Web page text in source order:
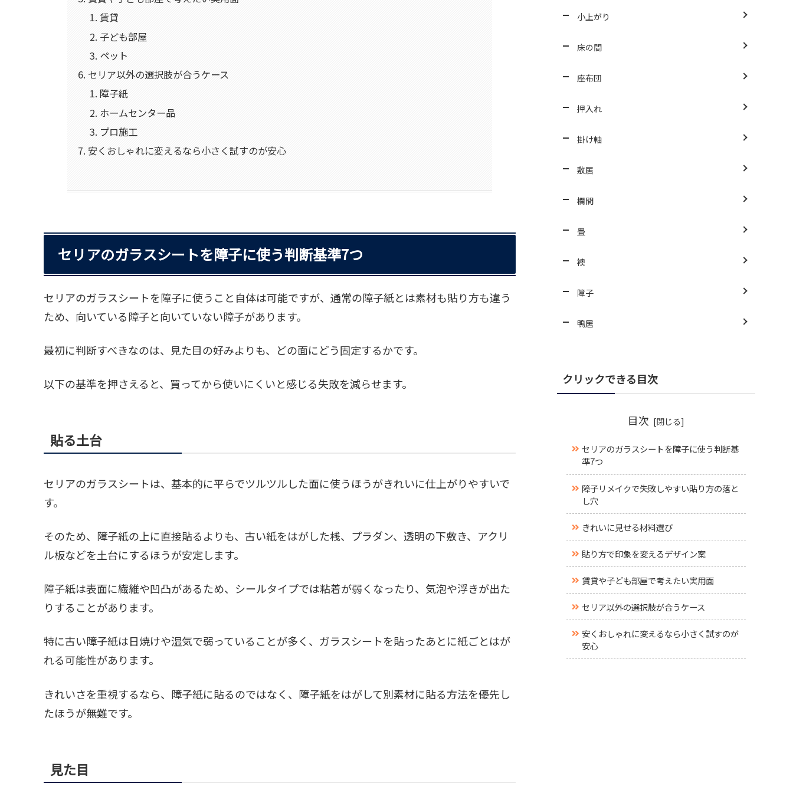
賃貸
子ども部屋
ペット
セリア以外の選択肢が合うケース
障子紙
ホームセンター品
プロ施工
安くおしゃれに変えるなら小さく試すのが安心
セリアのガラスシートを障子に使う判断基準7つ
セリアのガラスシートを障子に使うこと自体は可能ですが、通常の障子紙とは素材も貼り方も違う
ため、向いている障子と向いていない障子があります。
最初に判断すべきなのは、見た目の好みよりも、どの面にどう固定するかです。
以下の基準を押さえると、買ってから使いにくいと感じる失敗を減らせます。
貼る土台
セリアのガラスシートは、基本的に平らでツルツルした面に使うほうがきれいに仕上がりやすいで
す。
そのため、障子紙の上に直接貼るよりも、古い紙をはがした桟、プラダン、透明の下敷き、アクリ
ル板などを土台にするほうが安定します。
障子紙は表面に繊維や凹凸があるため、シールタイプでは粘着が弱くなったり、気泡や浮きが出た
りすることがあります。
特に古い障子紙は日焼けや湿気で弱っていることが多く、ガラスシートを貼ったあとに紙ごとはが
れる可能性があります。
きれいさを重視するなら、障子紙に貼るのではなく、障子紙をはがして別素材に貼る方法を優先し
たほうが無難です。
見た目
小上がり
床の間
座布団
押入れ
掛け軸
敷居
欄間
畳
襖
障子
鴨居
クリックできる目次
目次
セリアのガラスシートを障子に使う判断基
準7つ
障子リメイクで失敗しやすい貼り方の落と
し穴
きれいに見せる材料選び
貼り方で印象を変えるデザイン案
賃貸や子ども部屋で考えたい実用面
セリア以外の選択肢が合うケース
安くおしゃれに変えるなら小さく試すのが
安心